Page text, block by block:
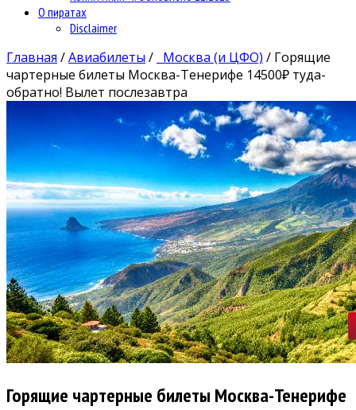
О пиратах
Disclaimer
Главная /Авиабилеты / Москва (и ЦФО) / Горящие
чартерные билеты Москва-Тенерифе 14500₽ туда-
обратно! Вылет послезавтра
Горящие чартерные билеты Москва-Тенерифе